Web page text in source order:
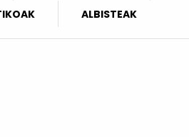
ALBISTEAK